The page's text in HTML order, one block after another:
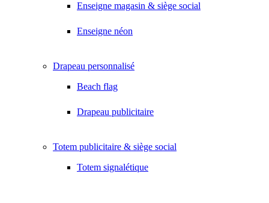
Enseigne magasin & siège social
Enseigne néon
Drapeau personnalisé
Beach flag
Drapeau publicitaire
Totem publicitaire & siège social
Totem signalétique